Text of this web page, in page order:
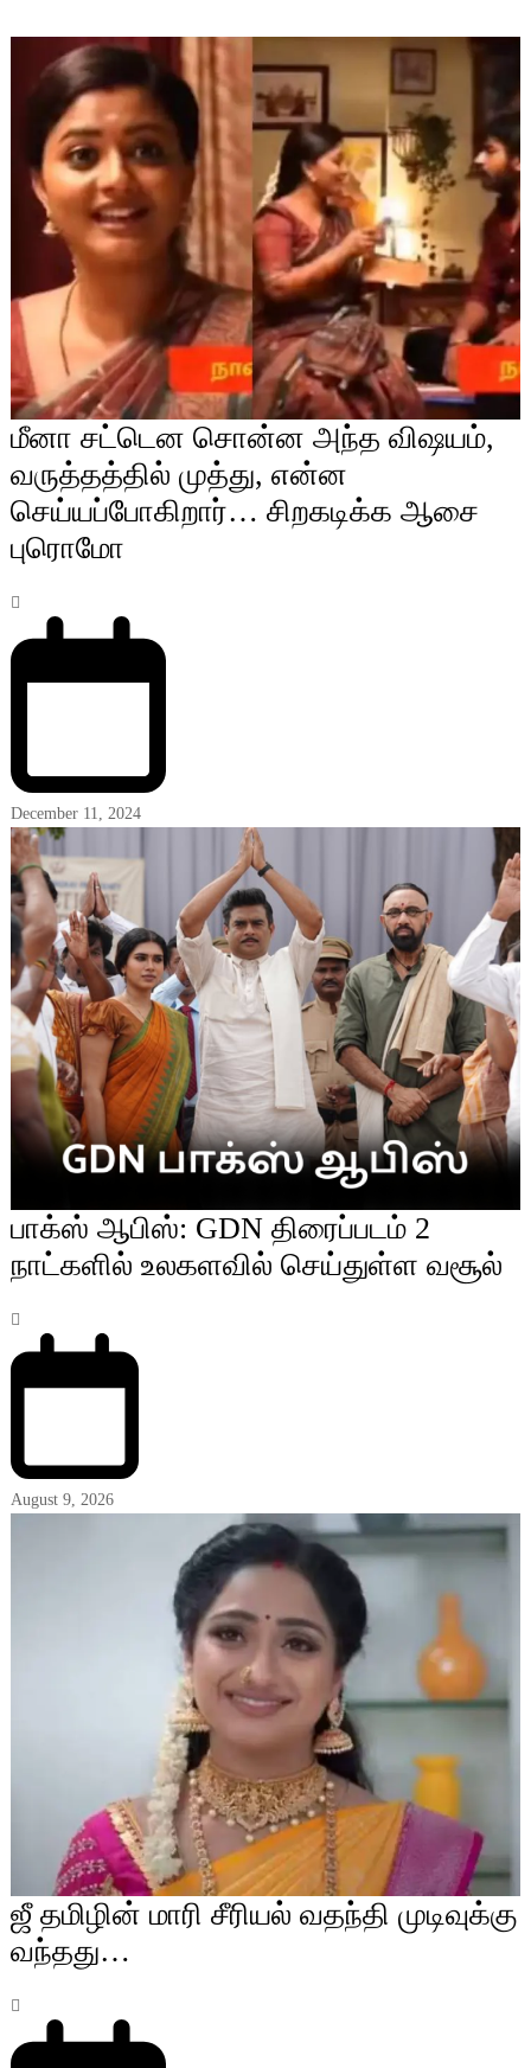
மீனா சட்டென சொன்ன அந்த விஷயம்,
வருத்தத்தில் முத்து, என்ன
செய்யப்போகிறார்… சிறகடிக்க ஆசை
புரொமோ
December 11, 2024
பாக்ஸ் ஆபிஸ்: GDN திரைப்படம் 2
நாட்களில் உலகளவில் செய்துள்ள வசூல்
August 9, 2026
ஜீ தமிழின் மாரி சீரியல் வதந்தி முடிவுக்கு
வந்தது…